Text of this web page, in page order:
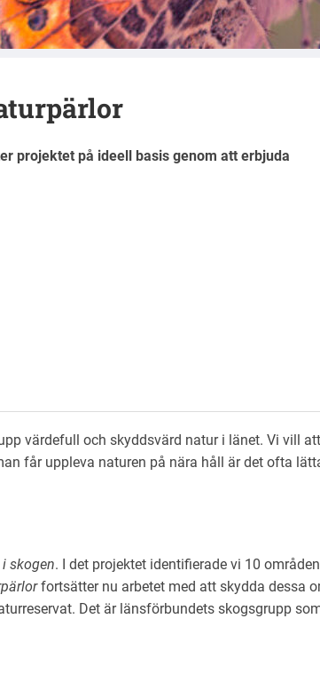
projektet på ideell basis genom att erbjuda
värdefull och skyddsvärd natur i länet. Vi vill
får uppleva naturen på nära håll är det ofta
skogen. I det projektet identifierade vi 10
fortsätter nu arbetet med att skydda dessa
Det är länsförbundets skogsgrupp